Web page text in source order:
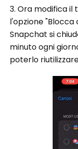
3. Ora modifica il
l'opzione "Blocca
Snapchat si
minuto ogni
poterlo